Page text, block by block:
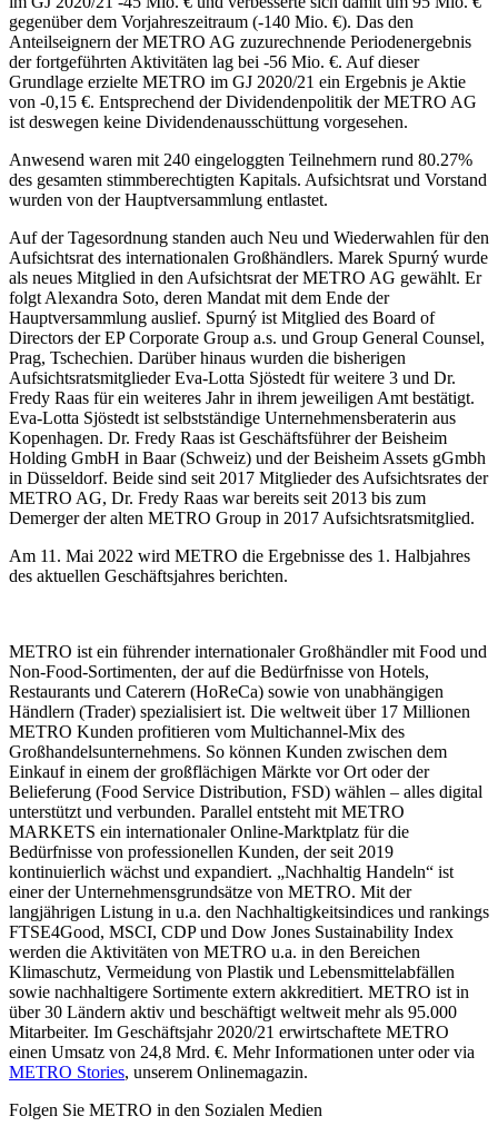
gegenüber dem Vorjahreszeitraum (-140 Mio. €). Das den
Anteilseignern der METRO AG zuzurechnende Periodenergebnis
der fortgeführten Aktivitäten lag bei -56 Mio. €. Auf dieser
Grundlage erzielte METRO im GJ 2020/21 ein Ergebnis je Aktie
von -0,15 €. Entsprechend der Dividendenpolitik der METRO AG
ist deswegen keine Dividendenausschüttung vorgesehen.
Anwesend waren mit 240 eingeloggten Teilnehmern rund 80.27%
des gesamten stimmberechtigten Kapitals. Aufsichtsrat und Vorstand
wurden von der Hauptversammlung entlastet.
Auf der Tagesordnung standen auch Neu und Wiederwahlen für den
Aufsichtsrat des internationalen Großhändlers. Marek Spurný wurde
als neues Mitglied in den Aufsichtsrat der METRO AG gewählt. Er
folgt Alexandra Soto, deren Mandat mit dem Ende der
Hauptversammlung auslief. Spurný ist Mitglied des Board of
Directors der EP Corporate Group a.s. und Group General Counsel,
Prag, Tschechien. Darüber hinaus wurden die bisherigen
Aufsichtsratsmitglieder Eva-Lotta Sjöstedt für weitere 3 und Dr.
Fredy Raas für ein weiteres Jahr in ihrem jeweiligen Amt bestätigt.
Eva-Lotta Sjöstedt ist selbstständige Unternehmensberaterin aus
Kopenhagen. Dr. Fredy Raas ist Geschäftsführer der Beisheim
Holding GmbH in Baar (Schweiz) und der Beisheim Assets gGmbh
in Düsseldorf. Beide sind seit 2017 Mitglieder des Aufsichtsrates der
METRO AG, Dr. Fredy Raas war bereits seit 2013 bis zum
Demerger der alten METRO Group in 2017 Aufsichtsratsmitglied.
Am 11. Mai 2022 wird METRO die Ergebnisse des 1. Halbjahres
des aktuellen Geschäftsjahres berichten.
METRO ist ein führender internationaler Großhändler mit Food und
Non-Food-Sortimenten, der auf die Bedürfnisse von Hotels,
Restaurants und Caterern (HoReCa) sowie von unabhängigen
Händlern (Trader) spezialisiert ist. Die weltweit über 17 Millionen
METRO Kunden profitieren vom Multichannel-Mix des
Großhandelsunternehmens. So können Kunden zwischen dem
Einkauf in einem der großflächigen Märkte vor Ort oder der
Belieferung (Food Service Distribution, FSD) wählen – alles digital
unterstützt und verbunden. Parallel entsteht mit METRO
MARKETS ein internationaler Online-Marktplatz für die
Bedürfnisse von professionellen Kunden, der seit 2019
kontinuierlich wächst und expandiert. „Nachhaltig Handeln“ ist
einer der Unternehmensgrundsätze von METRO. Mit der
langjährigen Listung in u.a. den Nachhaltigkeitsindices und rankings
FTSE4Good, MSCI, CDP und Dow Jones Sustainability Index
werden die Aktivitäten von METRO u.a. in den Bereichen
Klimaschutz, Vermeidung von Plastik und Lebensmittelabfällen
sowie nachhaltigere Sortimente extern akkreditiert. METRO ist in
über 30 Ländern aktiv und beschäftigt weltweit mehr als 95.000
Mitarbeiter. Im Geschäftsjahr 2020/21 erwirtschaftete METRO
einen Umsatz von 24,8 Mrd. €. Mehr Informationen unter oder via
METRO Stories, unserem Onlinemagazin.
Folgen Sie METRO in den Sozialen Medien